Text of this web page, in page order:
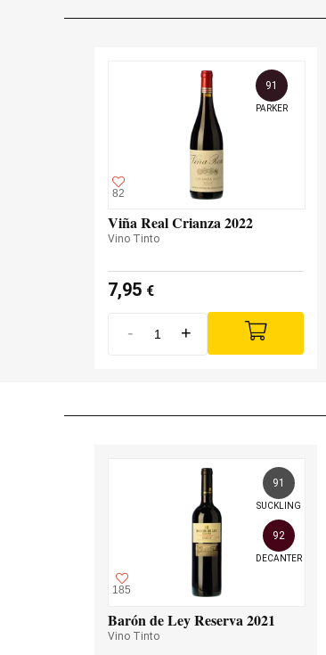
82
91
PARKER
Viña Real Crianza 2022
Vino Tinto
7,95 €
- +
185
91
SUCKLING
92
DECANTER
Barón de Ley Reserva 2021
Vino Tinto